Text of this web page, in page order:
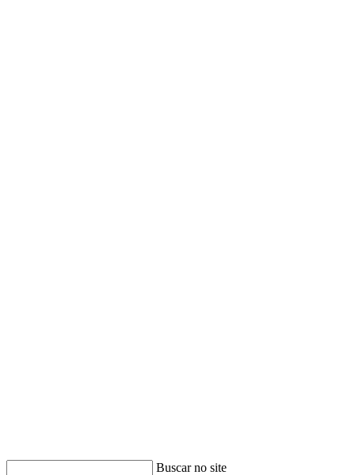
Buscar no site